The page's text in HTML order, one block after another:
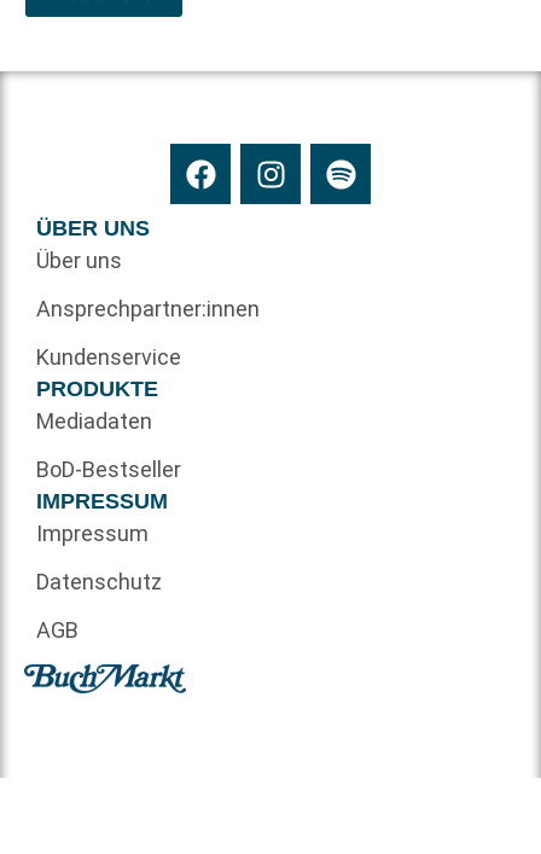
ÜBER UNS
Über uns
Ansprechpartner:innen
Kundenservice
PRODUKTE
Mediadaten
BoD-Bestseller
IMPRESSUM
Impressum
Datenschutz
AGB